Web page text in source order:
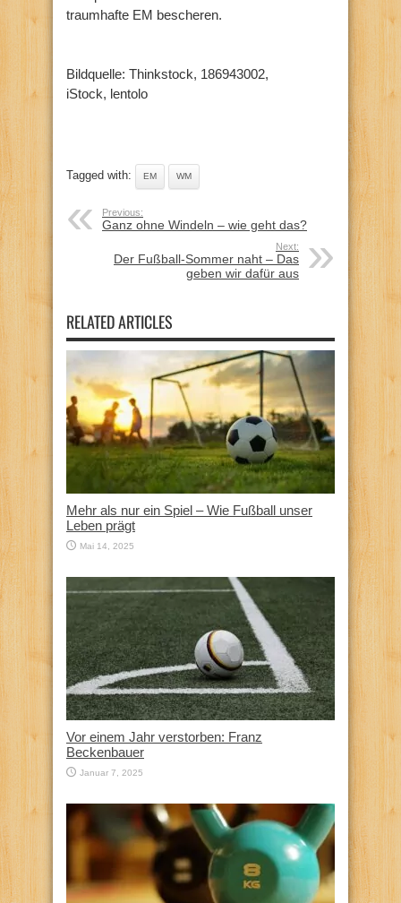
traumhafte EM bescheren.
Bildquelle: Thinkstock, 186943002,
iStock, lentolo
Tagged with: EM WM
Previous:
Ganz ohne Windeln – wie geht das?
Next:
Der Fußball-Sommer naht – Das
geben wir dafür aus
RELATED ARTICLES
Mehr als nur ein Spiel – Wie Fußball unser
Leben prägt
Mai 14, 2025
Vor einem Jahr verstorben: Franz
Beckenbauer
Januar 7, 2025